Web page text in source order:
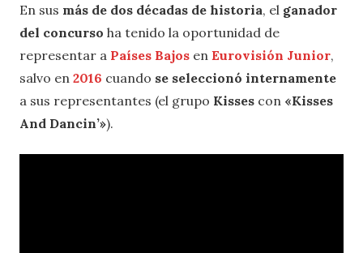
En sus más de dos décadas de historia, el ganador
del concurso ha tenido la oportunidad de
representar a Países Bajos en Eurovisión Junior,
salvo en 2016 cuando se seleccionó internamente
a sus representantes (el grupo Kisses con «Kisses
And Dancin’»).